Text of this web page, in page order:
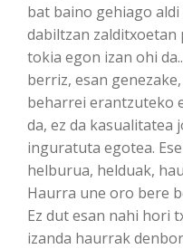
bat baino gehiago
dabiltzan
tokia egon izan ohi
berriz, esan
beharrei erantzuteko
da, ez da kasualitatea
inguratuta egotea.
helburua, helduak,
Haurra une oro bere
Ez dut esan nahi hori
izanda haurrak